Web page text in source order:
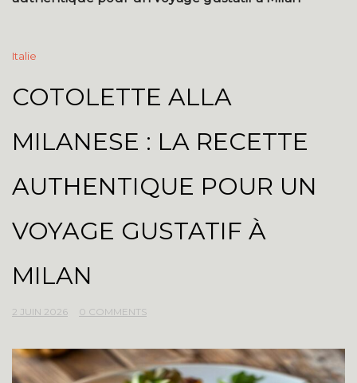
Italie
COTOLETTE ALLA
MILANESE : LA RECETTE
AUTHENTIQUE POUR UN
VOYAGE GUSTATIF À
MILAN
2 JUIN 2026 0 COMMENTS